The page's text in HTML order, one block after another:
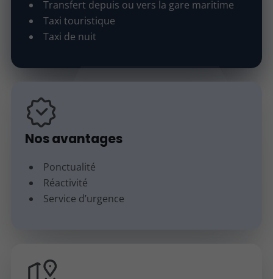
Transfert depuis ou vers la gare maritime
Taxi touristique
Taxi de nuit
Nos avantages
Ponctualité
Réactivité
Service d’urgence